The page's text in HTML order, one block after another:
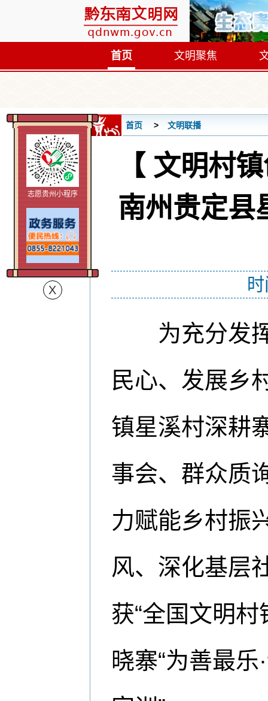
首页 文明聚焦
首页 文明联播
【 文明村
南州贵定县
为充分发
民心、发展乡
镇星溪村深耕
事会、群众质
力赋能乡村振
风、深化基层
获“全国文明村
晓寨“为善最
志愿贵州小程序